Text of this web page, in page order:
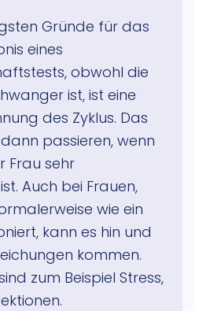
Gründe für das
eines
obwohl die
ist, ist eine
des Zyklus. Das
passieren, wenn
Frau sehr
Auch bei Frauen,
wie ein
kann es hin und
kommen.
zum Beispiel Stress,